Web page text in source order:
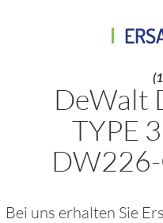
DeWalt
TYPE
Bei uns erhalten Sie